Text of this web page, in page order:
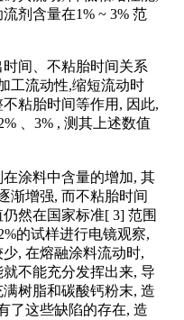
剂含量在1% ~ 3% 范
间、不粘胎时间关系
工流动性,缩短流动时
粘胎时间等作用, 因此,
、3% , 测其上述数值
涂料中含量的增加, 其
渐增强, 而不粘胎时间
然在国家标准[ 3] 范围
的试样进行电镜观察,
, 在熔融涂料流动时,
不能充分发挥出来, 导
树脂和碳酸钙粉末, 造
了这些缺陷的存在, 造